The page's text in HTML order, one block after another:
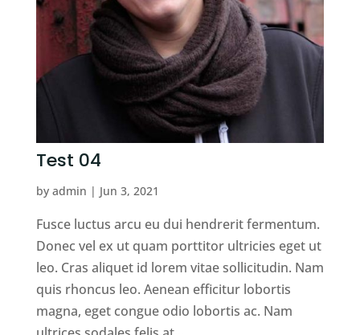
Test 04
by admin | Jun 3, 2021
Fusce luctus arcu eu dui hendrerit fermentum.
Donec vel ex ut quam porttitor ultricies eget ut
leo. Cras aliquet id lorem vitae sollicitudin. Nam
quis rhoncus leo. Aenean efficitur lobortis
magna, eget congue odio lobortis ac. Nam